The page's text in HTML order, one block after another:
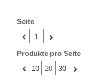
Seite
1
Produkte pro Seite
10
20 30